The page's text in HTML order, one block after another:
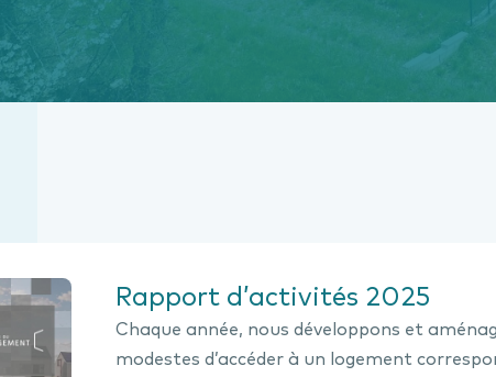
Rapport d’activités 2025
Chaque année, nous développons et
modestes d’accéder à un logement